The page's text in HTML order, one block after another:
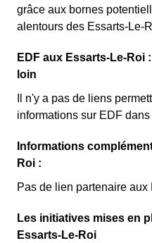
grâce aux bornes
alentours des Essarts-Le-
EDF aux Essarts-Le-Roi
loin
Il n'y a pas de liens
informations sur EDF
Informations
Roi :
Pas de lien partenaire aux
Les initiatives mises en
Essarts-Le-Roi